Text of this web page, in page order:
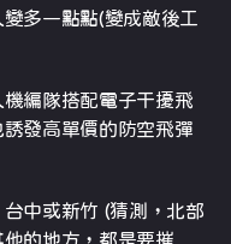
多一點點(變成敵後工
編隊搭配電子干擾飛
發高單價的防空飛彈
中或新竹 (猜測，北部
的地方，都是要摧